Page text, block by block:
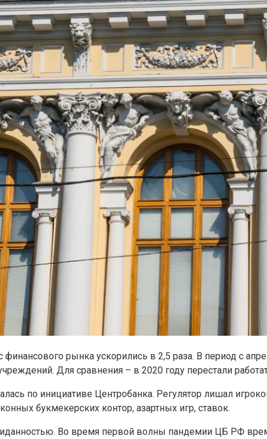
финансового рынка ускорились в 2,5 раза. В период с
Для сравнения – в 2020 году перестали
по инициативе Центробанка. Регулятор лишал
букмекерских контор, азартных игр, ставок.
Во время первой волны пандемии ЦБ РФ